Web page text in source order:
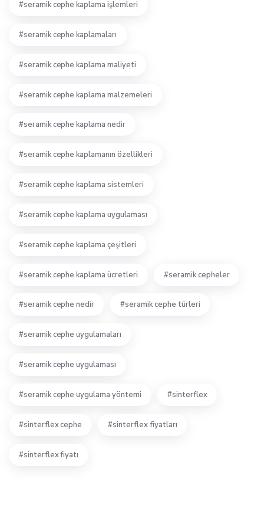
seramik cephe kaplama işlemleri
seramik cephe kaplamaları
seramik cephe kaplama maliyeti
seramik cephe kaplama malzemeleri
seramik cephe kaplama nedir
seramik cephe kaplamanın özellikleri
seramik cephe kaplama sistemleri
seramik cephe kaplama uygulaması
seramik cephe kaplama çeşitleri
seramik cephe kaplama ücretleri seramik cepheler
seramik cephe nedir seramik cephe türleri
seramik cephe uygulamaları
seramik cephe uygulaması
seramik cephe uygulama yöntemi sinterflex
sinterflex cephe sinterflex fiyatları
sinterflex fiyatı